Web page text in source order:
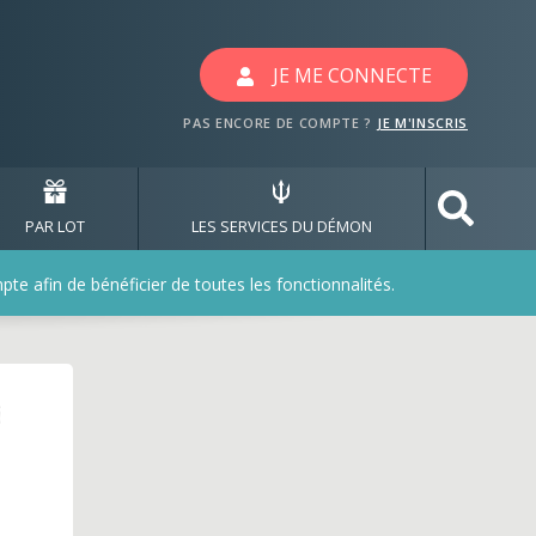
JE ME CONNECTE
PAS ENCORE DE COMPTE ? JE M'INSCRIS
PAR LOT LES SERVICES DU DÉMON
afin de bénéficier de toutes les fonctionnalités.